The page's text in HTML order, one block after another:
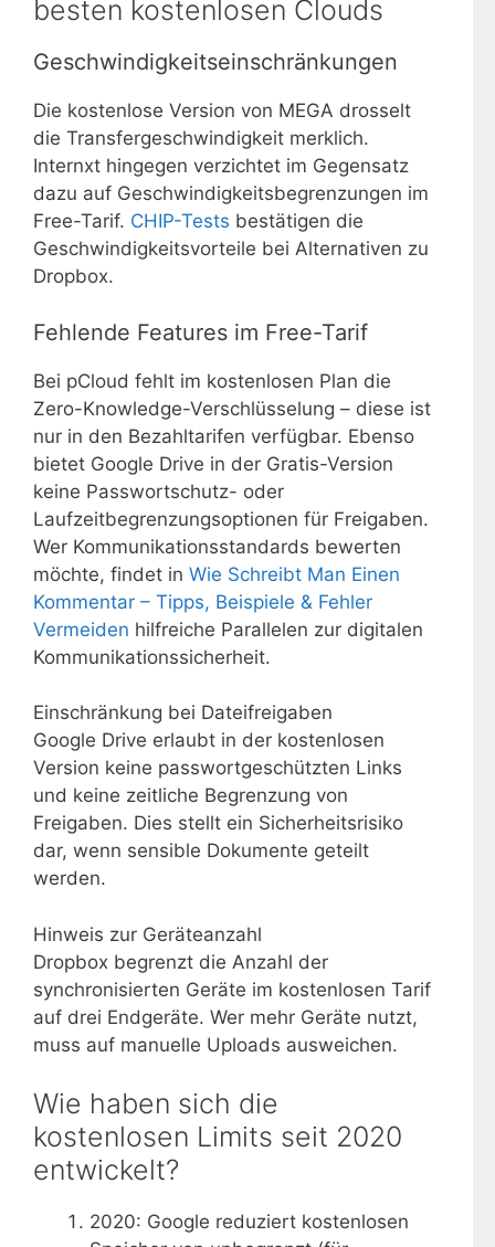
besten kostenlosen Clouds
Geschwindigkeitseinschränkungen
Die kostenlose Version von MEGA drosselt
die Transfergeschwindigkeit merklich.
Internxt hingegen verzichtet im Gegensatz
dazu auf Geschwindigkeitsbegrenzungen im
Free-Tarif. CHIP-Tests bestätigen die
Geschwindigkeitsvorteile bei Alternativen zu
Dropbox.
Fehlende Features im Free-Tarif
Bei pCloud fehlt im kostenlosen Plan die
Zero-Knowledge-Verschlüsselung – diese ist
nur in den Bezahltarifen verfügbar. Ebenso
bietet Google Drive in der Gratis-Version
keine Passwortschutz- oder
Laufzeitbegrenzungsoptionen für Freigaben.
Wer Kommunikationsstandards bewerten
möchte, findet in Wie Schreibt Man Einen
Kommentar – Tipps, Beispiele & Fehler
Vermeiden hilfreiche Parallelen zur digitalen
Kommunikationssicherheit.
Einschränkung bei Dateifreigaben
Google Drive erlaubt in der kostenlosen
Version keine passwortgeschützten Links
und keine zeitliche Begrenzung von
Freigaben. Dies stellt ein Sicherheitsrisiko
dar, wenn sensible Dokumente geteilt
werden.
Hinweis zur Geräteanzahl
Dropbox begrenzt die Anzahl der
synchronisierten Geräte im kostenlosen Tarif
auf drei Endgeräte. Wer mehr Geräte nutzt,
muss auf manuelle Uploads ausweichen.
Wie haben sich die
kostenlosen Limits seit 2020
entwickelt?
2020: Google reduziert kostenlosen